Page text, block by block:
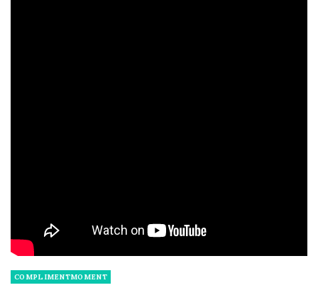
COMPLIMENTMOMENT